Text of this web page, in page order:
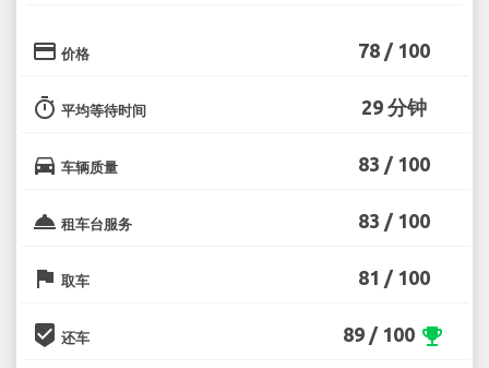
credit_card 价格 78 / 100
timer 平均等待时间 29 分钟
directions_car 车辆质量 83 / 100
room_service 租车台服务 83 / 100
flag 取车 81 / 100
beenhere 还车 89 / 100 emoji_events